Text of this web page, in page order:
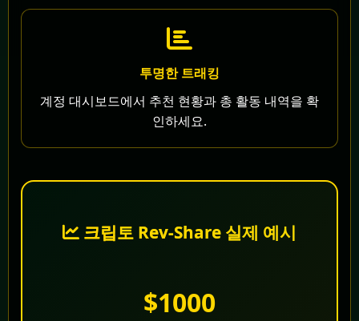
투명한 트래킹
계정 대시보드에서 추천 현황과 총 활동 내역을 확
인하세요.
크립토 Rev-Share 실제 예시
$1000